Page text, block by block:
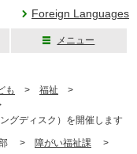
Foreign Languages
メニュー
も > 福祉 >
グディスク）を開催します
部 > 障がい福祉課 >